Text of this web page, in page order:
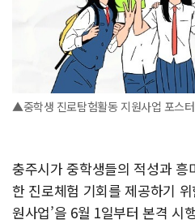
▲중학생 진로탐험활동 지원사업 포스터
충주시가 중학생들의 적성과 흥
한 진로체험 기회를 제공하기
원사업’을 6월 1일부터 본격 시